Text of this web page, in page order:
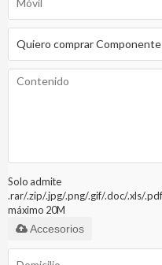
Solo admite
.rar/.zip/.jpg/.png/.gif/.doc/.xls/
máximo 20M
Accesorios